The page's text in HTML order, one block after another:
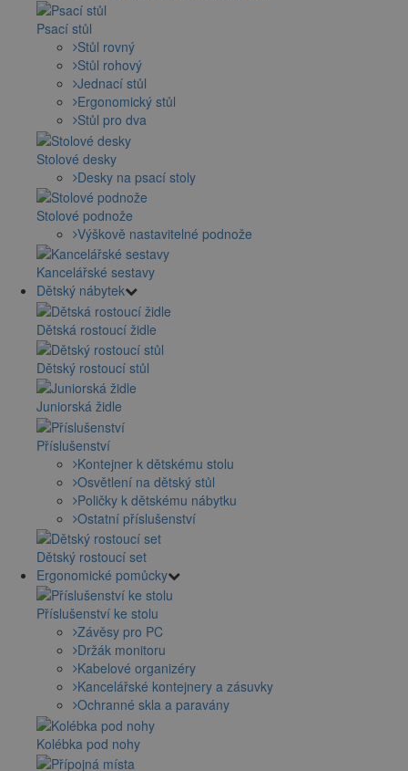
Psací stůl
Stůl rovný
Stůl rohový
Jednací stůl
Ergonomický stůl
Stůl pro dva
Stolové desky
Desky na psací stoly
Stolové podnože
Výškově nastavitelné podnože
Kancelářské sestavy
Dětský nábytek
Dětská rostoucí židle
Dětský rostoucí stůl
Juniorská židle
Příslušenství
Kontejner k dětskému stolu
Osvětlení na dětský stůl
Poličky k dětskému nábytku
Ostatní příslušenství
Dětský rostoucí set
Ergonomické pomůcky
Příslušenství ke stolu
Závěsy pro PC
Držák monitoru
Kabelové organizéry
Kancelářské kontejnery a zásuvky
Ochranné skla a paravány
Kolébka pod nohy